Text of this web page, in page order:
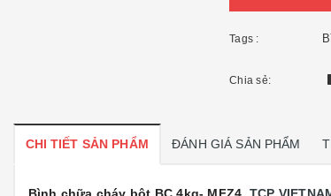
Tags :
Chia sẻ:
CHI TIẾT SẢN PHẨM ĐÁNH GIÁ SẢN PHẨM